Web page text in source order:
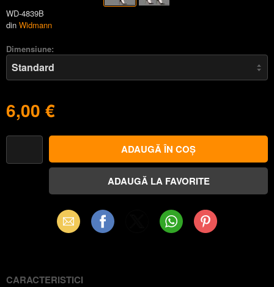
WD-4839B
din Widmann
Dimensiune:
6,00 €
Email Facebook WhatsAppPinterest
CARACTERISTICI